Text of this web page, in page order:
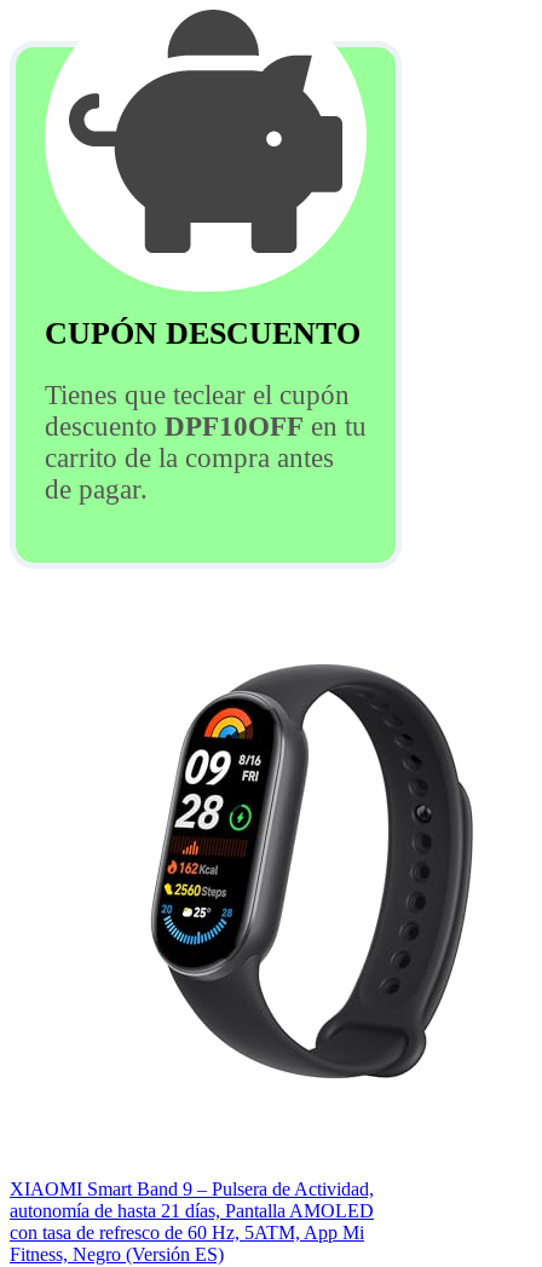
CUPÓN DESCUENTO
Tienes que teclear el cupón
descuento DPF10OFF en tu
carrito de la compra antes
de pagar.
XIAOMI Smart Band 9 – Pulsera de Actividad,
autonomía de hasta 21 días, Pantalla AMOLED
con tasa de refresco de 60 Hz, 5ATM, App Mi
Fitness, Negro (Versión ES)